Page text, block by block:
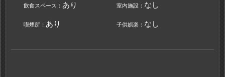
飲食スペース： あり 室内施設： なし
喫煙所： あり 子供娯楽： なし